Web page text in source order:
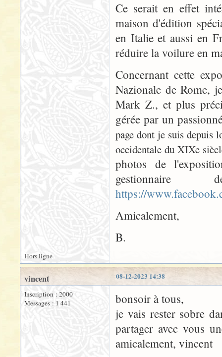
Ce serait en effet
maison d'édition
en Italie et aussi en
réduire la voilure en
Concernant cette
Nazionale de Rome,
Mark Z., et plus
gérée par un
page dont je suis depuis
occidentale du XIXe
photos de
https://
Amicalement,
B.
Hors ligne
08-12-2023 14:38
vincent
Inscription : 2000
Messages : 1 441
bonsoir à tous,
je vais rester sobre
partager avec vous
amicalement, vincent